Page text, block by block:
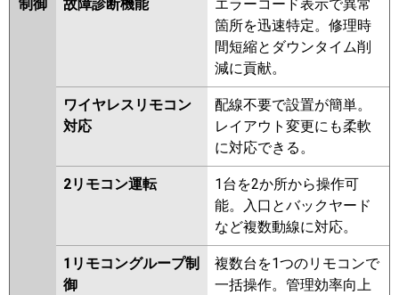
制御 故障診断機能
エラーコード表示で異常
箇所を迅速特定。修理時
間短縮とダウンタイム削
減に貢献。
ワイヤレスリモコン
対応
配線不要で設置が簡単。
レイアウト変更にも柔軟
に対応できる。
2リモコン運転
1台を2か所から操作可
能。入口とバックヤード
など複数動線に対応。
1リモコングループ制
御
複数台を1つのリモコンで
一括操作。管理効率向上